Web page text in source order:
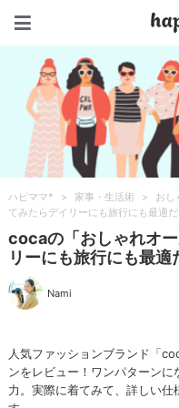
ハピママ* > 家事・生活術 > おし
てみたらデイリーにも旅行にも最適
cocaの「おしゃれオ
リーにも旅行にも最
Nami
人気ファッションブランド「
ンをレビュー！ワンパターン
力。実際に着てみて、詳しい